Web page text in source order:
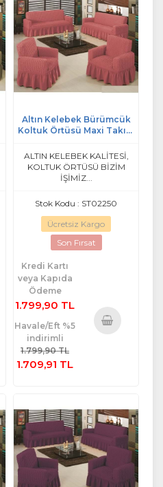
Altın Kelebek Bürümcük
Koltuk Örtüsü Maxi Takım
ALTIN KELEBEK KALİTESİ,
KOLTUK ÖRTÜSÜ BİZİM
İŞİMİZ...
Stok Kodu : ST02250
Ücretsiz Kargo
Son Fırsat
Kredi Kartı
veya Kapıda
Ödeme
1.799,90 TL
Havale/Eft %5
indirimli
1.799,90 TL
1.709,91 TL